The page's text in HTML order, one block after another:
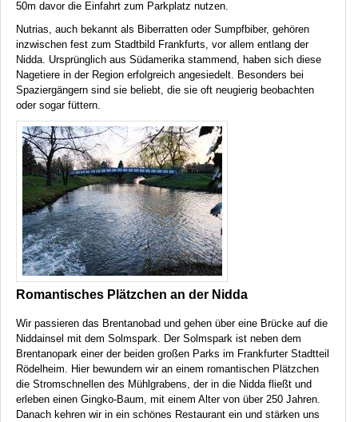
50m davor die Einfahrt zum Parkplatz nutzen.
Nutrias, auch bekannt als Biberratten oder Sumpfbiber, gehören
inzwischen fest zum Stadtbild Frankfurts, vor allem entlang der
Nidda. Ursprünglich aus Südamerika stammend, haben sich diese
Nagetiere in der Region erfolgreich angesiedelt. Besonders bei
Spaziergängern sind sie beliebt, die sie oft neugierig beobachten
oder sogar füttern.
Romantisches Plätzchen an der Nidda
Wir passieren das Brentanobad und gehen über eine Brücke auf die
Niddainsel mit dem Solmspark. Der Solmspark ist neben dem
Brentanopark einer der beiden großen Parks im Frankfurter Stadtteil
Rödelheim. Hier bewundern wir an einem romantischen Plätzchen
die Stromschnellen des Mühlgrabens, der in die Nidda fließt und
erleben einen Gingko-Baum, mit einem Alter von über 250 Jahren.
Danach kehren wir in ein schönes Restaurant ein und stärken uns